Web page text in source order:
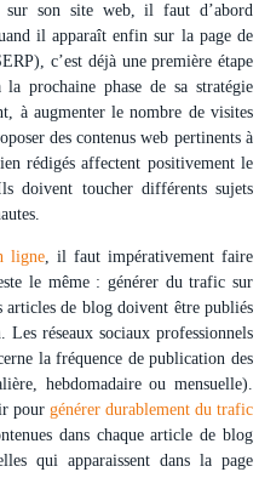
son site web, il faut d’abord
il apparaît enfin sur la page de
c’est déjà une première étape
prochaine phase de sa stratégie
à augmenter le nombre de visites
des contenus web pertinents à
rédigés affectent positivement le
doivent toucher différents sujets
ligne, il faut impérativement faire
le même : générer du trafic sur
articles de blog doivent être publiés
réseaux sociaux professionnels
la fréquence de publication des
hebdomadaire ou mensuelle).
pour générer durablement du trafic
dans chaque article de blog
qui apparaissent dans la page